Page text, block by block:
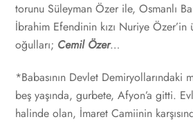
torunu Süleyman Özer ile, Osmanlı
İbrahim Efendinin kızı Nuriye Özer’in
oğulları; Cemil Özer…
*Babasının Devlet Demiryollarındaki
beş yaşında, gurbete, Afyon’a gitti.
halinde olan, İmaret Camiinin